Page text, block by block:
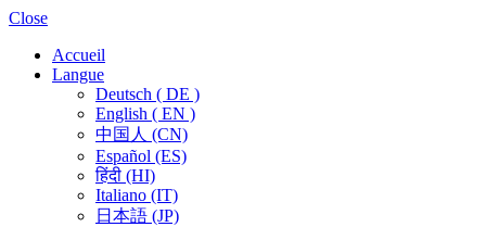
Close
Accueil
Langue
Deutsch ( DE )
English ( EN )
中国人 (CN)
Español (ES)
हिंदी (HI)
Italiano (IT)
日本語 (JP)